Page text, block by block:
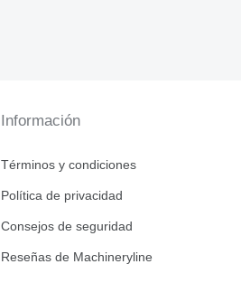
Información
Términos y condiciones
Política de privacidad
Consejos de seguridad
Reseñas de Machineryline